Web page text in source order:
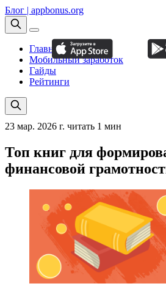
Блог | appbonus.org
Главная
Мобильный заработок
Гайды
Рейтинги
23 мар. 2026 г. читать 1 мин
Топ книг для
финансовой